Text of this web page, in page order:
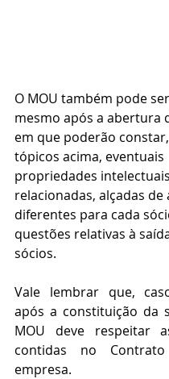
O MOU também pode
mesmo após a abertura
em que poderão
tópicos acima, eventuais
propriedades intelectuais
relacionadas, alçadas de
diferentes para cada
questões relativas à
sócios.
Vale lembrar que,
após a constituição da
MOU deve respeitar
contidas no
empresa.